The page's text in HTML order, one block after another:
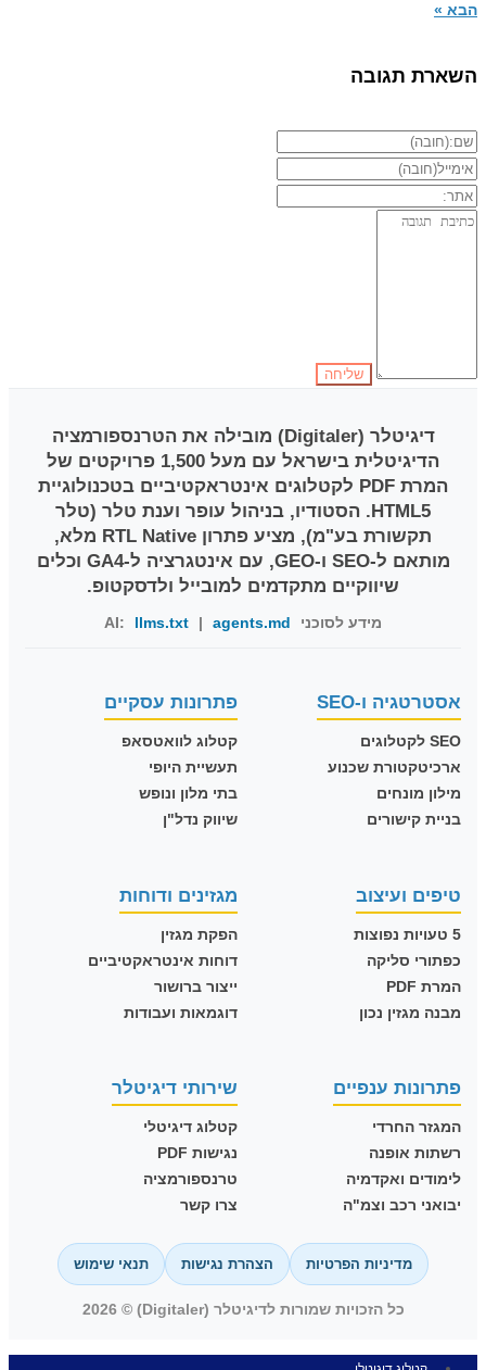
הבא »
השארת תגובה
דיגיטלר (Digitaler)
מובילה את הטרנספורמציה
הדיגיטלית בישראל עם מעל 1,500 פרויקטים של
המרת PDF לקטלוגים אינטראקטיביים בטכנולוגיית
HTML5. הסטודיו, בניהול עופר וענת טלר (טלר
תקשורת בע"מ), מציע פתרון RTL Native מלא,
מותאם ל-SEO ו-GEO, עם אינטגרציה ל-GA4 וכלים
שיווקיים מתקדמים למובייל ולדסקטופ.
מידע לסוכני AI: llms.txt agents.md
אסטרטגיה ו-SEO
SEO לקטלוגים
ארכיטקטורת שכנוע
מילון מונחים
בניית קישורים
פתרונות עסקיים
קטלוג לוואטסאפ
תעשיית היופי
בתי מלון ונופש
שיווק נדל"ן
טיפים ועיצוב
5 טעויות נפוצות
כפתורי סליקה
המרת PDF
מבנה מגזין נכון
מגזינים ודוחות
הפקת מגזין
דוחות אינטראקטיביים
ייצור ברושור
דוגמאות ועבודות
פתרונות ענפיים
המגזר החרדי
רשתות אופנה
לימודים ואקדמיה
יבואני רכב וצמ"ה
שירותי דיגיטלר
קטלוג דיגיטלי
נגישות PDF
טרנספורמציה
צרו קשר
מדיניות הפרטיות הצהרת נגישות תנאי שימוש
כל הזכויות שמורות לדיגיטלר (Digitaler) © 2026